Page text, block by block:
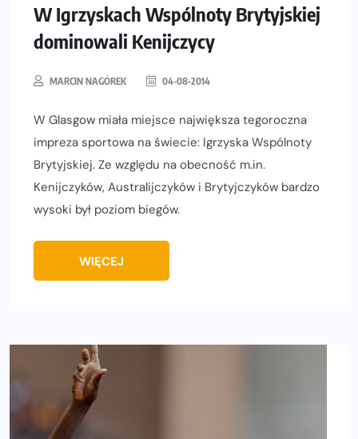
W Igrzyskach Wspólnoty Brytyjskiej
dominowali Kenijczycy
MARCIN NAGÓREK 04-08-2014
W Glasgow miała miejsce największa tegoroczna
impreza sportowa na świecie: Igrzyska Wspólnoty
Brytyjskiej. Ze względu na obecność m.in.
Kenijczyków, Australijczyków i Brytyjczyków bardzo
wysoki był poziom biegów.
WIĘCEJ